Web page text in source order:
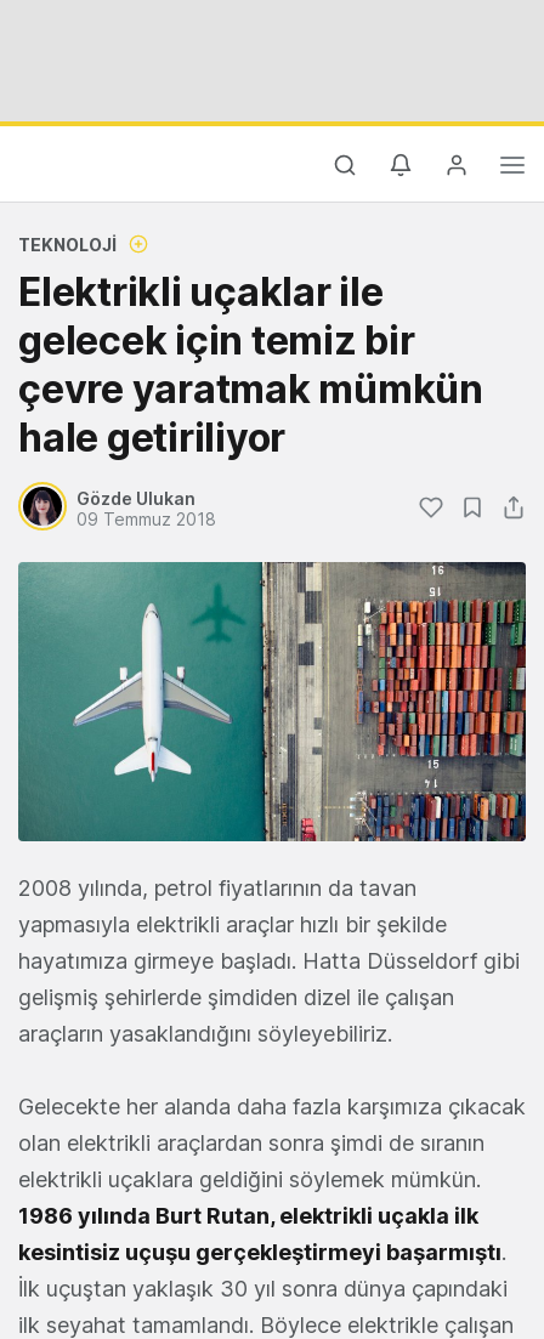
TEKNOLOJI
Elektrikli uçaklar ile
gelecek için temiz bir
çevre yaratmak mümkün
hale getiriliyor
Gözde Ulukan
09 Temmuz 2018
2008 yılında, petrol fiyatlarının da tavan
yapmasıyla elektrikli araçlar hızlı bir şekilde
hayatımıza girmeye başladı. Hatta Düsseldorf gibi
gelişmiş şehirlerde şimdiden dizel ile çalışan
araçların yasaklandığını söyleyebiliriz.
Gelecekte her alanda daha fazla karşımıza çıkacak
olan elektrikli araçlardan sonra şimdi de sıranın
elektrikli uçaklara geldiğini söylemek mümkün.
1986 yılında Burt Rutan, elektrikli uçakla ilk
kesintisiz uçuşu gerçekleştirmeyi başarmıştı.
İlk uçuştan yaklaşık 30 yıl sonra dünya çapındaki
ilk seyahat tamamlandı. Böylece elektrikle çalışan